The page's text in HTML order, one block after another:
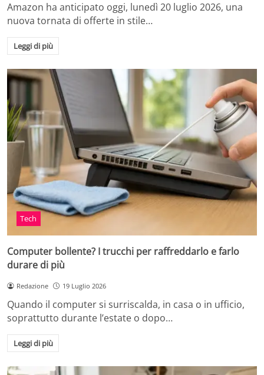
Amazon ha anticipato oggi, lunedì 20 luglio 2026, una
nuova tornata di offerte in stile…
Leggi di più
Tech
Computer bollente? I trucchi per raffreddarlo e farlo
durare di più
Redazione 19 Luglio 2026
Quando il computer si surriscalda, in casa o in ufficio,
soprattutto durante l’estate o dopo…
Leggi di più